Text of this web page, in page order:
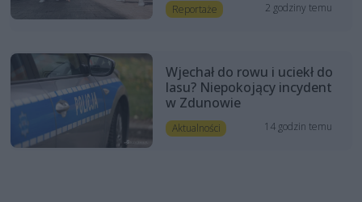
Reportaże 2 godziny temu
Wjechał do rowu i uciekł do
lasu? Niepokojący incydent
w Zdunowie
Aktualności 14 godzin temu